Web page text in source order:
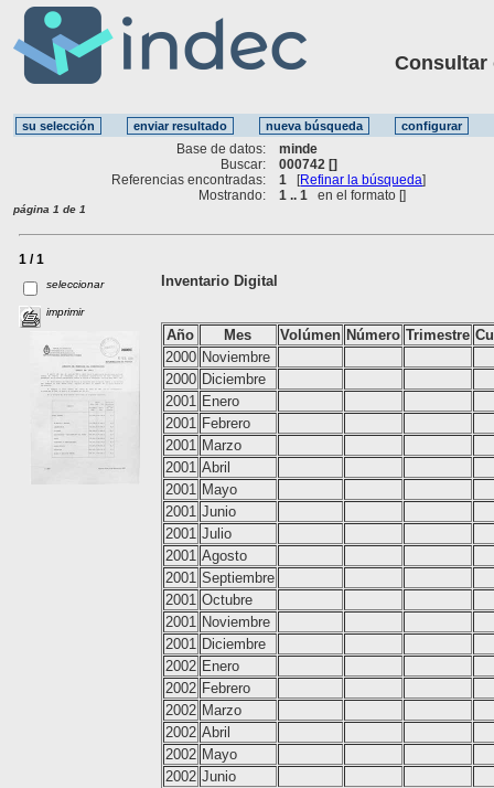
Consultar
Base de datos:
minde
Buscar:
000742 []
Referencias encontradas:
1 [Refinar la búsqueda]
Mostrando:
1 .. 1 en el formato []
página 1 de 1
1 / 1
seleccionar
imprimir
Inventario Digital
Año Mes Volúmen Número Trimestre
2000 Noviembre
2000 Diciembre
2001
Enero
2001
Febrero
2001
Marzo
2001 Abril
2001
Mayo
2001 Junio
2001 Julio
2001 Agosto
2001 Septiembre
2001 Octubre
2001
Noviembre
2001
Diciembre
2002 Enero
2002 Febrero
2002 Marzo
2002 Abril
2002 Mayo
2002 Junio